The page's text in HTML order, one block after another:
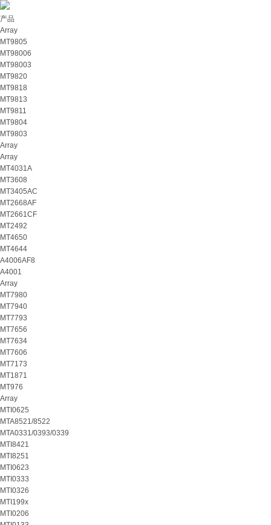
产品
Array
MT9805
MT98006
MT98003
MT9820
MT9818
MT9813
MT9811
MT9804
MT9803
Array
Array
MT4031A
MT3608
MT3405AC
MT2668AF
MT2661CF
MT2492
MT4650
MT4644
A4006AF8
A4001
Array
MT7980
MT7940
MT7793
MT7656
MT7634
MT7606
MT7173
MT1871
MT976
Array
MTI0625
MTA8521/8522
MTA0331/0393/0339
MTI8421
MTI8251
MTI0623
MTI0333
MTI0326
MTI199x
MTI0206